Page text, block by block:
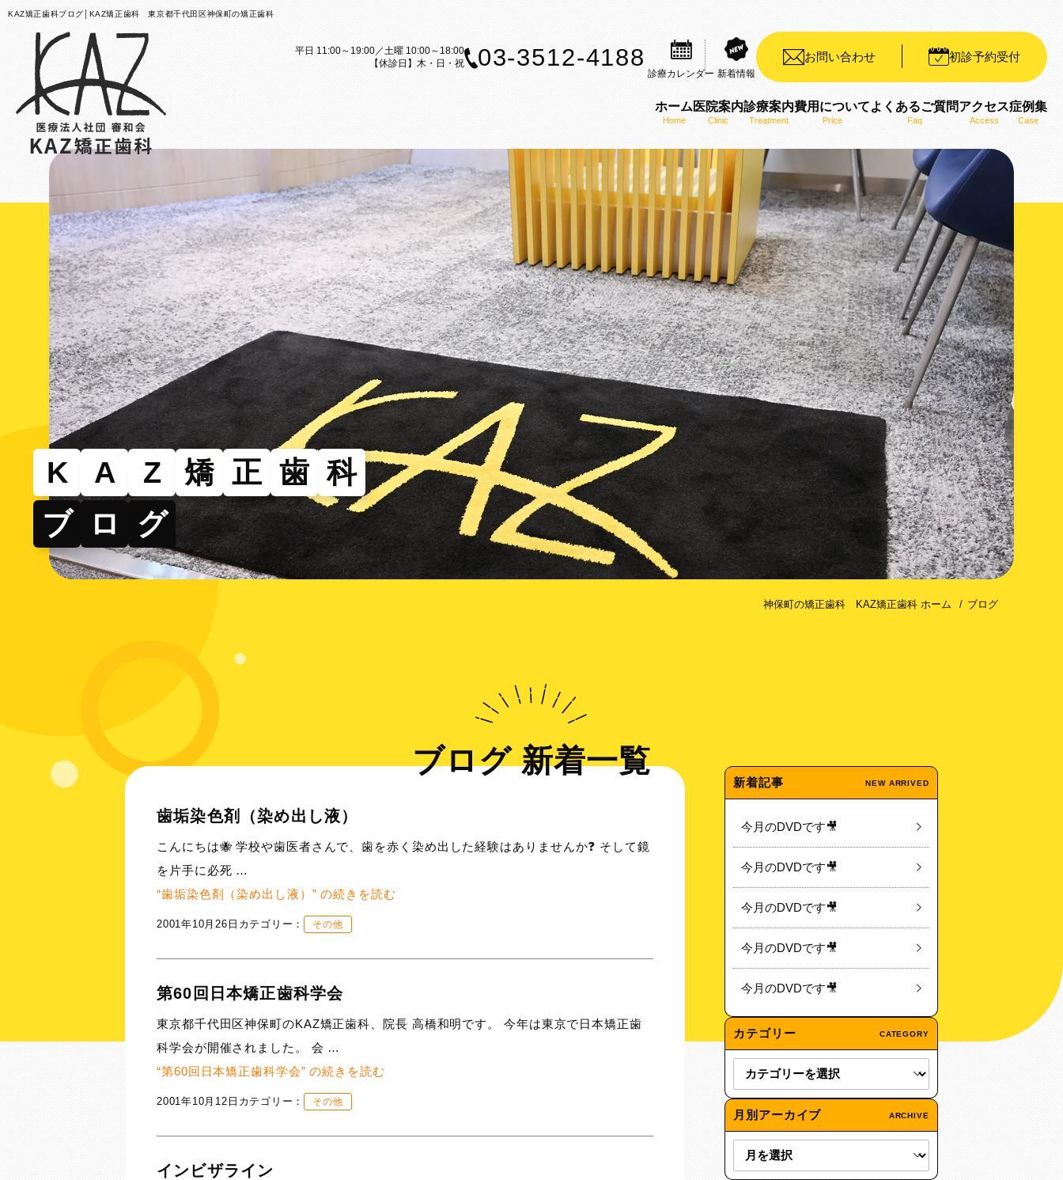
KAZ矯正歯科ブログ│KAZ矯正歯科 東京都千代田区神保町の矯正歯科
平日 11:00～19:00／土曜 10:00～18:00
【休診日】木・日・祝
03-3512-4188
診療カレンダー 新着情報
お問い合わせ 初診予約受付
ホーム
Home
医院案内
Clinic
KAZ矯正歯科の理念
医院案内 KAZ矯正歯科の特徴
歯科用CT 口腔内スキャナー（iTero）
スタッフ募集 感染予防対策
KAZ矯正歯科ブログ
診療案内
Treatment
矯正歯科治療のご案内
これから矯正歯科治療をお考えの方へ
矯正歯科治療の流れ
大人の矯正（成人矯正）
子どもの矯正（小児矯正）
口腔筋機能療法（MFT）
矯正装置のご紹介
セルフライゲーションブラケット装置（デイモンシステム）
カスタムメイド型リンガルブラケット矯正装置（WIN）
マウスピース型矯正装置（インビザライン）
歯科矯正用アンカースクリューを用いた矯正治療
その他
部分的な矯正（MTM）
できるだけ歯を抜かない矯正
歯のクリーニング
治療期間を短くするための方法
コルチコトミー（歯槽骨皮質骨切除術）
費用について
Price
よくあるご質問
Faq
アクセス
Access
症例集
Case
K A Z 矯 正 歯 科
ブ
ロ グ
神保町の矯正歯科 KAZ矯正歯科 ホーム ブログ
ブログ 新着一覧
歯垢染色剤（染め出し液）
こんにちは🐝 学校や歯医者さんで、歯を赤く染め出した経験はありませんか❓ そして鏡
を片手に必死 …
“歯垢染色剤（染め出し液）” の続きを読む
2001年10月26日 カテゴリー： その他
第60回日本矯正歯科学会
東京都千代田区神保町のKAZ矯正歯科、院長 高橋和明です。 今年は東京で日本矯正歯
科学会が開催されました。 会 …
“第60回日本矯正歯科学会” の続きを読む
2001年10月12日 カテゴリー： その他
インビザライン
新着記事 NEW ARRIVED
今月のDVDです🎥
今月のDVDです🎥
今月のDVDです🎥
今月のDVDです🎥
今月のDVDです🎥
カテゴリー CATEGORY
月別アーカイブ ARCHIVE
医院案内
矯正歯科治療のご案内
その他